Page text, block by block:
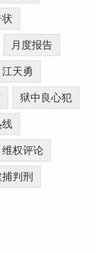
月度报告
江天勇
狱中良心犯
线
维权评论
判刑